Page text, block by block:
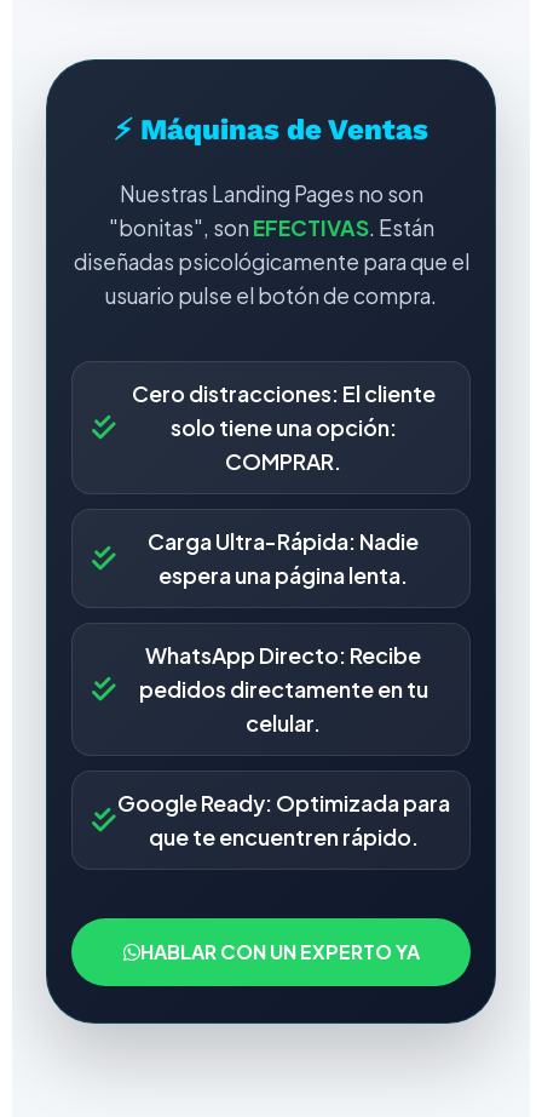
⚡ Máquinas de Ventas
Nuestras Landing Pages no son
"bonitas", son EFECTIVAS. Están
diseñadas psicológicamente para que el
usuario pulse el botón de compra.
Cero distracciones: El cliente
solo tiene una opción:
COMPRAR.
Carga Ultra-Rápida: Nadie
espera una página lenta.
WhatsApp Directo: Recibe
pedidos directamente en tu
celular.
Google Ready: Optimizada para
que te encuentren rápido.
HABLAR CON UN EXPERTO YA